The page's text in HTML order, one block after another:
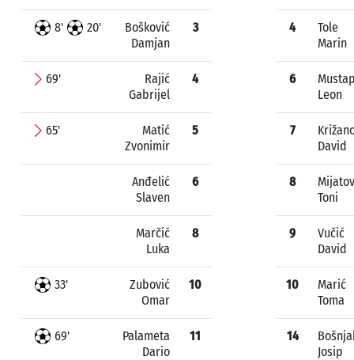
8' 20'
Bošković
Damjan
3
69'
Rajić
Gabrijel
4
65'
Matić
Zvonimir
5
Anđelić
Slaven
6
Marčić
Luka
8
33'
Zubović
Omar
10
69'
Palameta
Dario
11
4
Tole
Marin
6
Leon
7
David
8
Toni
9
Vučić
David
10
Marić
Toma
14
Josip